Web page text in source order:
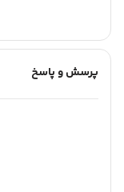
پرسش و پاسخ